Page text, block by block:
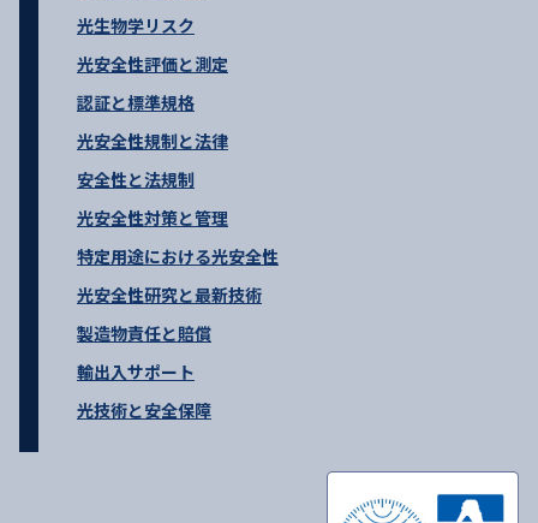
光生物学リスク
光安全性評価と測定
認証と標準規格
光安全性規制と法律
安全性と法規制
光安全性対策と管理
特定用途における光安全性
光安全性研究と最新技術
製造物責任と賠償
輸出入サポート
光技術と安全保障